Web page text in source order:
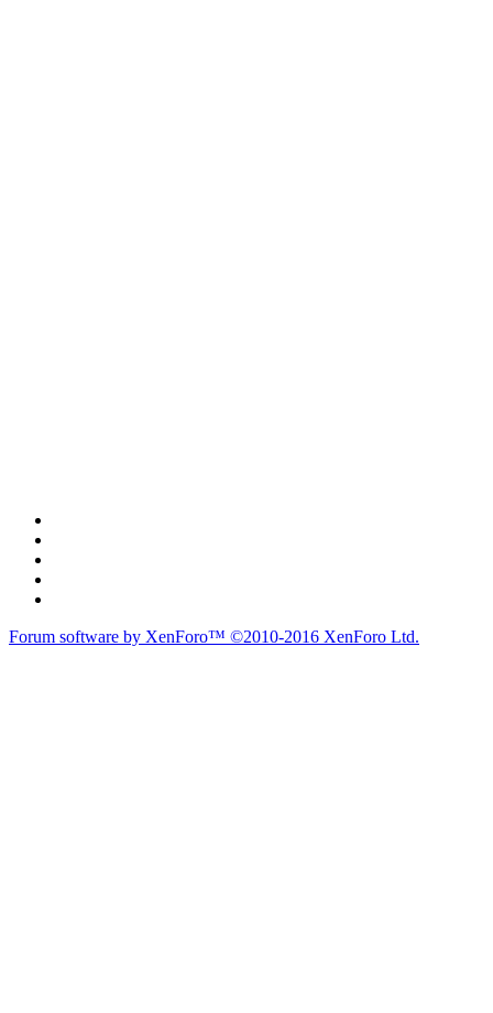
Forum software by XenForo™ ©2010-2016 XenForo Ltd.